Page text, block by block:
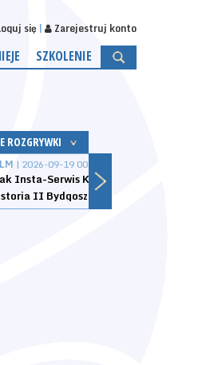
się Zarejestruj konto
SZKOLENIE
ROZGRYWKI
| 2026-09-19 00:00
Insta-Serwis Koszalin
II Bydgoszcz